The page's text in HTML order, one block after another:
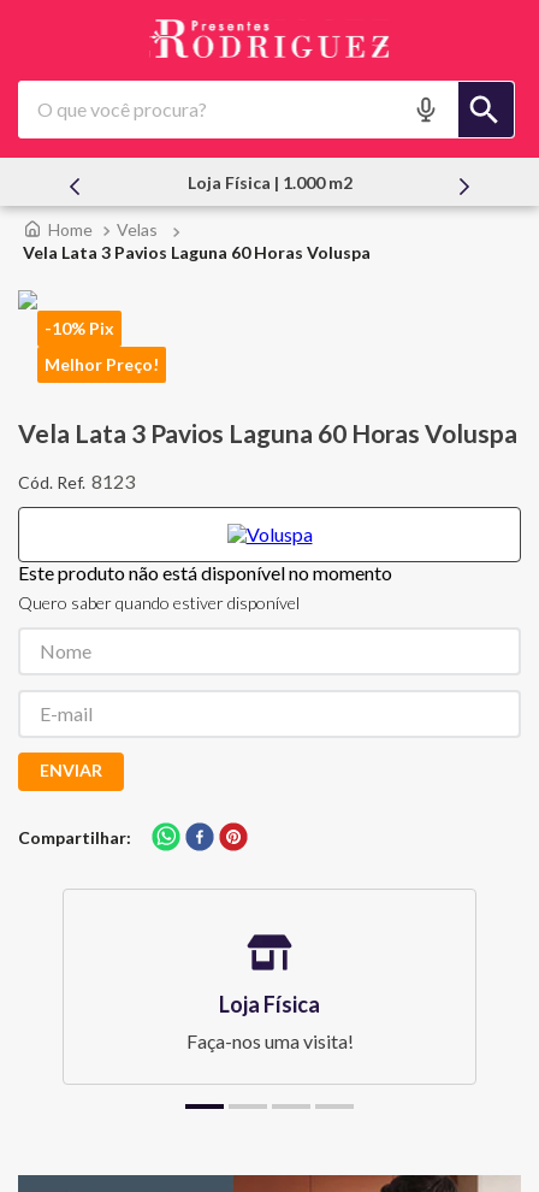
O que você procura?
Loja Física | 1.000 m2
Velas
Vela Lata 3 Pavios Laguna 60 Horas Voluspa
-10% Pix
Melhor Preço!
Vela Lata 3 Pavios Laguna 60 Horas Voluspa
8123
Este produto não está disponível no momento
Quero saber quando estiver disponível
ENVIAR
Compartilhar
Loja Física
Faça-nos uma visita!